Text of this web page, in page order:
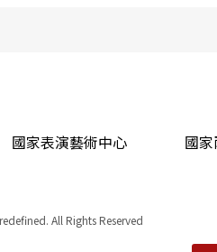
國家表演藝術中心 國
All Rights Reserved